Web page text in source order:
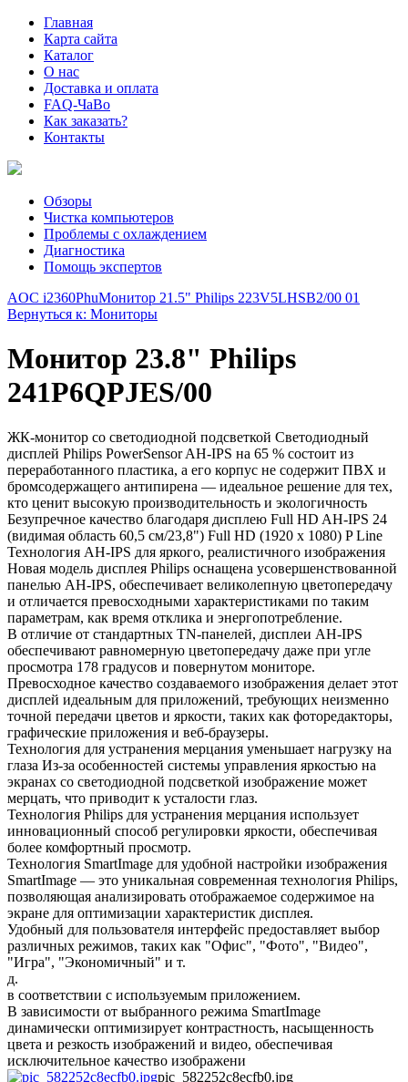
Главная
Карта сайта
Каталог
О нас
Доставка и оплата
FAQ-ЧаВо
Как заказать?
Контакты
Обзоры
Чистка компьютеров
Проблемы с охлаждением
Диагностика
Помощь экспертов
AOC i2360PhuМонитор 21.5" Philips 223V5LHSB2/00 01
Вернуться к: Мониторы
Монитор 23.8" Philips
241P6QPJES/00
ЖК-монитор со светодиодной подсветкой Светодиодный
дисплей Philips PowerSensor AH-IPS на 65 % состоит из
переработанного пластика, а его корпус не содержит ПВХ и
бромсодержащего антипирена — идеальное решение для тех,
кто ценит высокую производительность и экологичность
Безупречное качество благодаря дисплею Full HD AH-IPS 24
(видимая область 60,5 см/23,8") Full HD (1920 x 1080) P Line
Технология AH-IPS для яркого, реалистичного изображения
Новая модель дисплея Philips оснащена усовершенствованной
панелью AH-IPS, обеспечивает великолепную цветопередачу
и отличается превосходными характеристиками по таким
параметрам, как время отклика и энергопотребление.
В отличие от стандартных TN-панелей, дисплеи AH-IPS
обеспечивают равномерную цветопередачу даже при угле
просмотра 178 градусов и повернутом мониторе.
Превосходное качество создаваемого изображения делает этот
дисплей идеальным для приложений, требующих неизменно
точной передачи цветов и яркости, таких как фоторедакторы,
графические приложения и веб-браузеры.
Технология для устранения мерцания уменьшает нагрузку на
глаза Из-за особенностей системы управления яркостью на
экранах со светодиодной подсветкой изображение может
мерцать, что приводит к усталости глаз.
Технология Philips для устранения мерцания использует
инновационный способ регулировки яркости, обеспечивая
более комфортный просмотр.
Технология SmartImage для удобной настройки изображения
SmartImage — это уникальная современная технология Philips,
позволяющая анализировать отображаемое содержимое на
экране для оптимизации характеристик дисплея.
Удобный для пользователя интерфейс предоставляет выбор
различных режимов, таких как "Офис", "Фото", "Видео",
"Игра", "Экономичный" и т.
д.
в соответствии с используемым приложением.
В зависимости от выбранного режима SmartImage
динамически оптимизирует контрастность, насыщенность
цвета и резкость изображений и видео, обеспечивая
исключительное качество изображени
pic_582252c8ecfb0.jpg